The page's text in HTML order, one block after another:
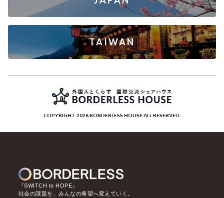
TAIWAN
COPYRIGHT 2026 BORDERLESS HOUSE ALL RESERVED.
『SWITCH to HOPE』
社会の課題を、みんなの希望へ変えていく。